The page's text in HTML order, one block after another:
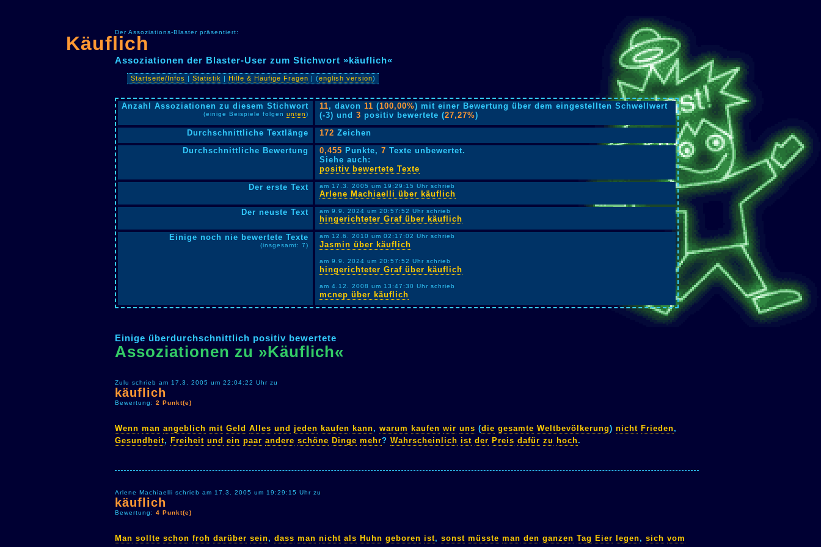
Der Assoziations-Blaster präsentiert:
Käuflich
Assoziationen der Blaster-User zum Stichwort »käuflich«
Startseite/Infos Statistik Hilfe & Häufige Fragen | (english version)
Anzahl Assoziationen zu diesem Stichwort
(einige Beispiele folgen unten)
11, davon11 (100,00%) mit einer Bewertung über dem eingestellten Schwellwert
(-3) und3 positiv bewertete (27,27%)
Durchschnittliche Textlänge
172 Zeichen
Durchschnittliche Bewertung
0,455 Punkte,7 Texte unbewertet.
Siehe auch:
positiv bewertete Texte
Der erste Text
am 17.3. 2005 um 19:29:15 Uhr schrieb
Arlene Machiaelli über käuflich
Der neuste Text
am 9.9. 2024 um 20:57:52 Uhr schrieb
hingerichteter Graf über käuflich
Einige noch nie bewertete Texte
(insgesamt: 7)
am 12.6. 2010 um 02:17:02 Uhr schrieb
Jasmin über käuflich
am 9.9. 2024 um 20:57:52 Uhr schrieb
hingerichteter Graf über käuflich
am 4.12. 2008 um 13:47:30 Uhr schrieb
mcnep über käuflich
Einige überdurchschnittlich positiv bewertete
Assoziationen zu »Käuflich«
Zulu schrieb am 17.3. 2005 um 22:04:22 Uhr zu
käuflich
Bewertung: 2 Punkt(e)
Wenn man angeblich mit Geld Alles und jeden kaufen kann, warum kaufen wir uns (die gesamte Weltbevölkerung) nicht Frieden,
Gesundheit, Freiheit und ein paar andere schöne Dinge mehr? Wahrscheinlich ist der Preis dafür zu hoch.
Arlene Machiaelli schrieb am 17.3. 2005 um 19:29:15 Uhr zu
käuflich
Bewertung: 4 Punkt(e)
Man sollte schon froh darüber sein, dass man nicht als Huhn geboren ist, sonst müsste man den ganzen Tag Eier legen, sich vom